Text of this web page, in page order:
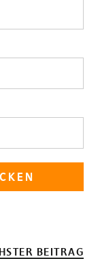
BEITRAG